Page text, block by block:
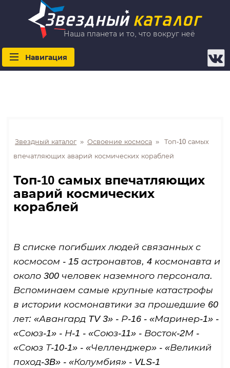
Наша планета и то, что вокруг неё
Навигация
Звездный каталог » Освоение космоса »
Топ-10 самых
впечатляющих аварий космических кораблей
Топ-10 самых впечатляющих
аварий космических
кораблей
В списке погибших людей связанных с
космосом - 15 астронавтов, 4 космонавта и
около 300 человек наземного персонала.
Вспоминаем самые крупные катастрофы
в истории космонавтики за прошедшие 60
лет: «Авангард TV 3» - Р-16 - «Маринер-1» -
«Союз-1» - Н-1 - «Союз-11» - Восток-2М -
«Союз Т-10-1» - «Челленджер» - «Великий
поход-3B» - «Колумбия» - VLS-1